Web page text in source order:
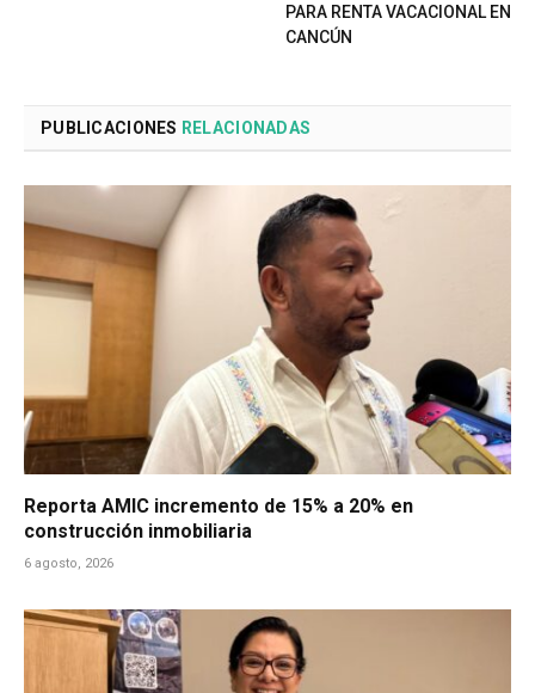
PARA RENTA VACACIONAL EN
CANCÚN
PUBLICACIONES RELACIONADAS
Reporta AMIC incremento de 15% a 20% en
construcción inmobiliaria
6 agosto, 2026